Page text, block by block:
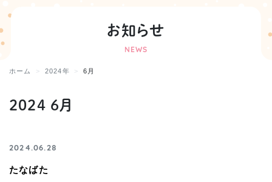
お知らせ
NEWS
ホーム 2024年 6月
2024 6月
2024.06.28
たなばた